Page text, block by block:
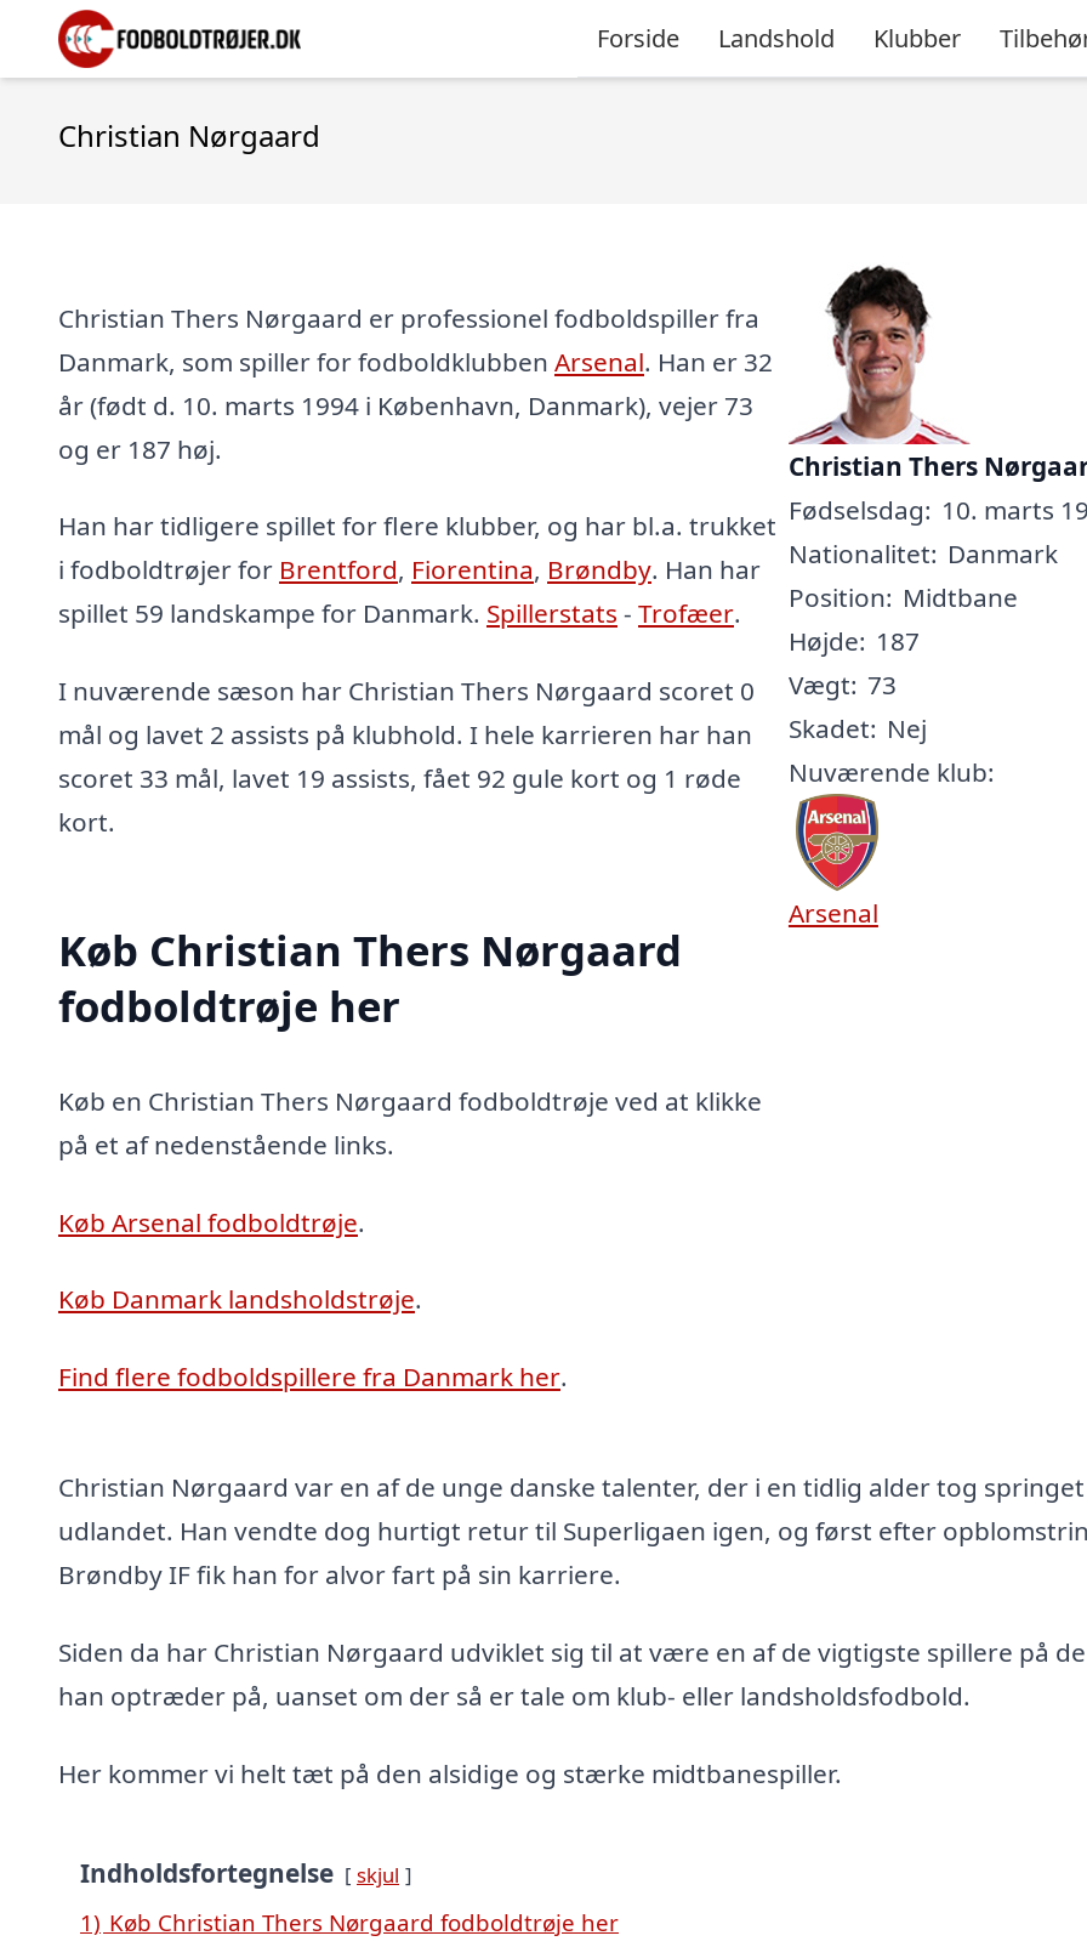
Forside Landshold Klubber
Christian Nørgaard
Christian Thers Nørgaard er professionel fodboldspiller fra
Danmark, som spiller for fodboldklubben Arsenal. Han er 32
år (født d. 10. marts 1994 i København, Danmark), vejer 73
og er 187 høj.
Han har tidligere spillet for flere klubber, og har bl.a. trukket
i fodboldtrøjer for Brentford, Fiorentina, Brøndby. Han har
spillet 59 landskampe for Danmark. Spillerstats - Trofæer.
I nuværende sæson har Christian Thers Nørgaard scoret 0
mål og lavet 2 assists på klubhold. I hele karrieren har han
scoret 33 mål, lavet 19 assists, fået 92 gule kort og 1 røde
kort.
Køb Christian Thers Nørgaard
fodboldtrøje her
Køb en Christian Thers Nørgaard fodboldtrøje ved at klikke
på et af nedenstående links.
Køb Arsenal fodboldtrøje.
Køb Danmark landsholdstrøje.
Find flere fodboldspillere fra Danmark her.
Christian Thers
Fødselsdag: 10. marts
Nationalitet: Danmark
Position: Midtbane
Højde: 187
Vægt: 73
Skadet: Nej
Nuværende klub:
Arsenal
Christian Nørgaard var en af de unge danske talenter, der i en tidlig alder tog
udlandet. Han vendte dog hurtigt retur til Superligaen igen, og først efter
Brøndby IF fik han for alvor fart på sin karriere.
Siden da har Christian Nørgaard udviklet sig til at være en af de vigtigste spillere på
han optræder på, uanset om der så er tale om klub- eller landsholdsfodbold.
Her kommer vi helt tæt på den alsidige og stærke midtbanespiller.
Indholdsfortegnelse skjul
1) Køb Christian Thers Nørgaard fodboldtrøje her